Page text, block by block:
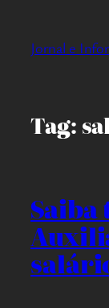
Jornal e
Tag:
Saiba